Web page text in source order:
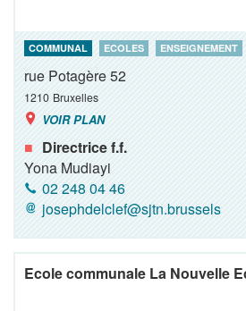
COMMUNAL ECOLES ENSEIGNEMENT
rue Potagère 52
1210 Bruxelles
VOIR PLAN
Directrice f.f.
Yona Mudiayi
02 248 04 46
josephdelclef@sjtn.brussels
Ecole communale La Nouvelle